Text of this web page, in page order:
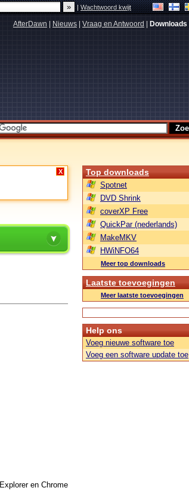
|Wachtwoord kwijt
AfterDawn Nieuws Vraag en Antwoord Downloads
X
en Chrome
Top downloads
Spotnet
DVD Shrink
coverXP Free
QuickPar (nederlands)
MakeMKV
HWiNFO64
Meer top downloads
Laatste toevoegingen
Meer laatste toevoegingen
Help ons
Voeg nieuwe software toe
Voeg een software update toe